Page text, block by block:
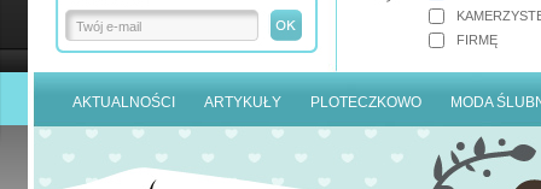
FIRMĘ
AKTUALNOŚCI ARTYKUŁY PLOTECZKOWO MODA